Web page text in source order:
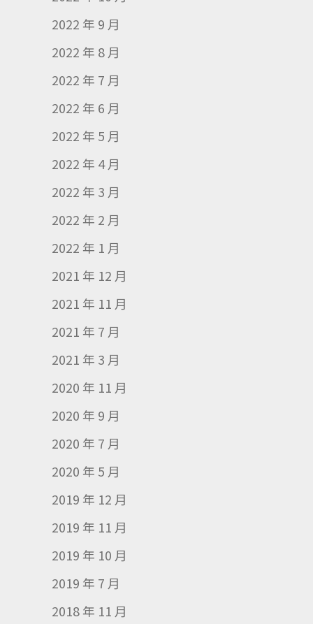
2022 年 9 月
2022 年 8 月
2022 年 7 月
2022 年 6 月
2022 年 5 月
2022 年 4 月
2022 年 3 月
2022 年 2 月
2022 年 1 月
2021 年 12 月
2021 年 11 月
2021 年 7 月
2021 年 3 月
2020 年 11 月
2020 年 9 月
2020 年 7 月
2020 年 5 月
2019 年 12 月
2019 年 11 月
2019 年 10 月
2019 年 7 月
2018 年 11 月